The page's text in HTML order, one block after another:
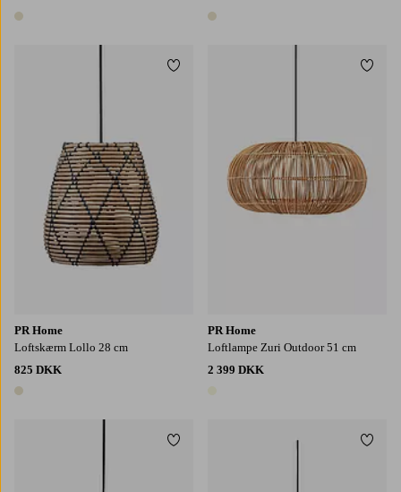
1 farve 1 farve
PR Home
Loftskærm Lollo 28 cm
825 DKK
1 farve
Tilføj til favoritter
PR Home
Loftlampe Zuri Outdoor 51 cm
2 399 DKK
Tilføj til favoritter